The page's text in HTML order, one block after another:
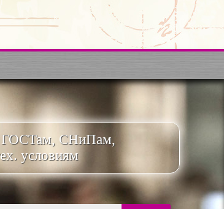
ГОСТам, СНиПам,
условиям